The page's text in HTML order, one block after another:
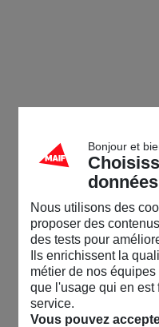
Bonjour et
données
Nous utilisons des
proposer des
des tests pour
Ils enrichissent la
métier de nos
que l'usage qui en est
service.
Vous pouvez